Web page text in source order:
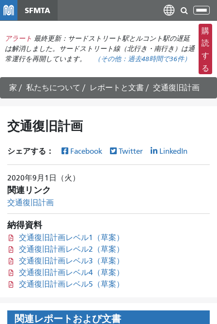
コ
ン
テ
ン
ツ
に
SFMTA
ナ
ビ
ゲ
ー
シ
ョ
ン
の
アラート 最終更新：サードストリート駅とルコント駅の遅延
は解消しました。サードストリート線（北行き・南行き）は通
常運行を再開しています。
（その他： 過去48時間で36件）
購
読
す
る
家 私たちについて レポートと文書 交通復旧計画
交通復旧計画
シェアする： Facebook Twitter LinkedIn
2020年9月1日（火）
関連リンク
交通復旧計画
納得資料
交通復旧計画レベル1（草案）
交通復旧計画レベル2（草案）
交通復旧計画レベル3（草案）
交通復旧計画レベル4（草案）
交通復旧計画レベル5（草案）
関連レポートおよび文書